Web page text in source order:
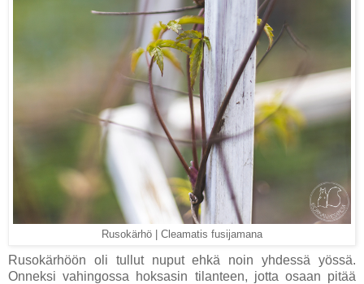
Rusokärhö | Cleamatis fusijamana
Rusokärhöön oli tullut nuput ehkä noin yhdessä yössä.
Onneksi vahingossa hoksasin tilanteen, jotta osaan pitää